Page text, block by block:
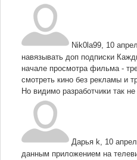
Nik0la99, 10
навязывать доп подписки
начале просмотра фильма -
смотреть кино без рекламы и
Но видимо разработчики так
Дарья k, 10
данным приложением на